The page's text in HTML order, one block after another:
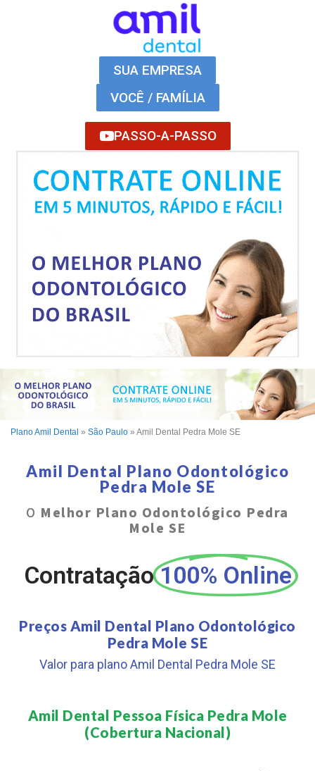
SUA EMPRESA
VOCÊ / FAMÍLIA
PASSO-A-PASSO
Plano Amil Dental » São Paulo » Amil Dental Pedra Mole SE
Amil Dental Plano Odontológico
Pedra Mole SE
O Melhor Plano Odontológico Pedra
Mole SE
Contratação 100% Online
Preços Amil Dental Plano Odontológico
Pedra Mole SE
Valor para plano Amil Dental Pedra Mole SE
Amil Dental Pessoa Física Pedra Mole
(Cobertura Nacional)​